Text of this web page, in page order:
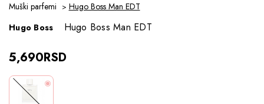
Muški parfemi
Hugo Boss Man EDT
Hugo Boss
Hugo Boss Man EDT
5,690RSD